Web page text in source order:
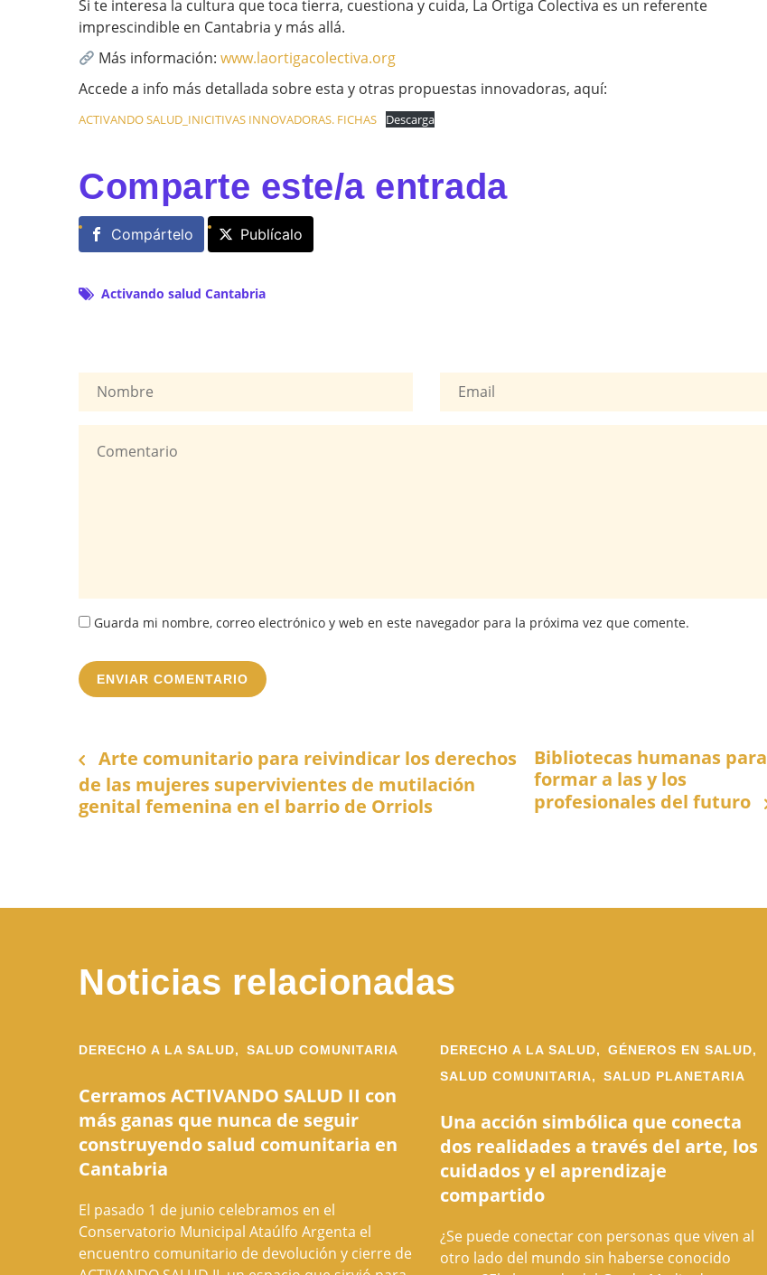
Si te interesa la cultura que toca tierra, cuestiona y cuida, La Ortiga Colectiva es un referente
imprescindible en Cantabria y más allá.
Más información:www.laortigacolectiva.org
Accede a info más detallada sobre esta y otras propuestas innovadoras, aquí:
ACTIVANDO SALUD_INICITIVAS INNOVADORAS. FICHAS Descarga
Comparte este/a entrada
Compártelo Publícalo
Activando salud Cantabria
Guarda mi nombre, correo electrónico y web en este navegador para la próxima vez que comente.
Arte comunitario para reivindicar los derechos
de las mujeres supervivientes de mutilación
genital femenina en el barrio de Orriols
Bibliotecas humanas para
formar a las y los
profesionales del futuro
Noticias relacionadas
DERECHO A LA SALUD, SALUD COMUNITARIA
Cerramos ACTIVANDO SALUD II con
más ganas que nunca de seguir
construyendo salud comunitaria en
Cantabria
El pasado 1 de junio celebramos en el
Conservatorio Municipal Ataúlfo Argenta el
encuentro comunitario de devolución y cierre de
DERECHO A LA SALUD,
GÉNEROS EN SALUD,
SALUD COMUNITARIA,
SALUD PLANETARIA
Una acción simbólica que conecta
dos realidades a través del arte, los
cuidados y el aprendizaje
compartido
¿Se puede conectar con personas que viven al
otro lado del mundo sin haberse conocido